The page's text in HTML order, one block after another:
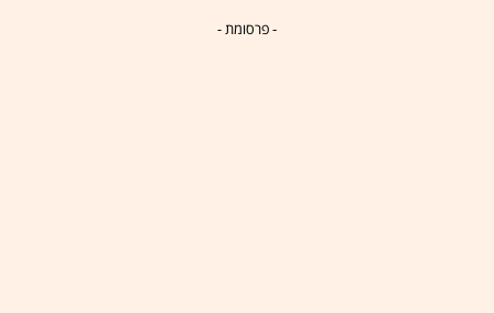
- פרסומת -